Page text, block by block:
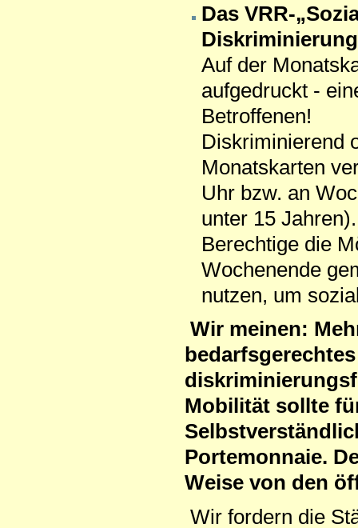
Das VRR-
Auf der
aufgedruckt -
Betroffenen!
Diskriminierend
Monatskarten
Uhr bzw. an
unter 15
Berechtige die
Wochenende
nutzen, um
Wir meinen:
Mobilität sollte
Portemonnaie.
Weise von den
Wir fordern die